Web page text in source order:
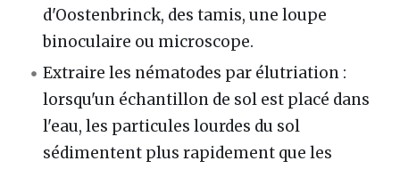
d'Oostenbrinck, des tamis, une loupe
binoculaire ou microscope.
Extraire les nématodes par élutriation :
lorsqu'un échantillon de sol est placé dans
l'eau, les particules lourdes du sol
sédimentent plus rapidement que les